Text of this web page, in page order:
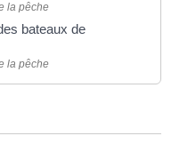
la pêche
bateaux de
la pêche